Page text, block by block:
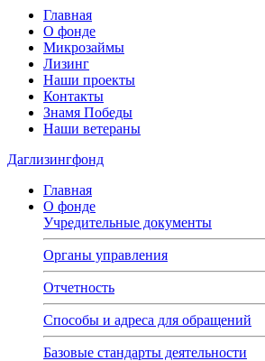
Главная
О фонде
Микрозаймы
Лизинг
Наши проекты
Контакты
Знамя Победы
Наши ветераны
Даглизингфонд
Главная
О фонде
Учредительные документы
Органы управления
Отчетность
Способы и адреса для обращений
Базовые стандарты деятельности